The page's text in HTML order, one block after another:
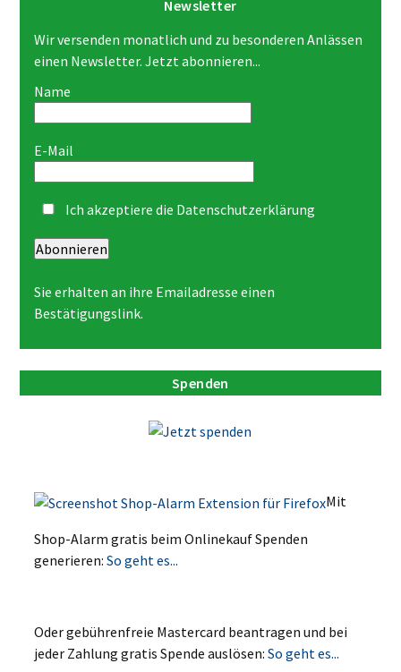
Newsletter
Wir versenden monatlich und zu besonderen Anlässen
einen Newsletter. Jetzt abonnieren...
Name
E-Mail
Ich akzeptiere die Datenschutzerklärung
Abonnieren
Sie erhalten an ihre Emailadresse einen
Bestätigungslink.
Spenden
Mit
Shop-Alarm gratis beim Onlinekauf Spenden
generieren:So geht es...
Oder gebührenfreie Mastercard beantragen und bei
jeder Zahlung gratis Spende auslösen:So geht es...